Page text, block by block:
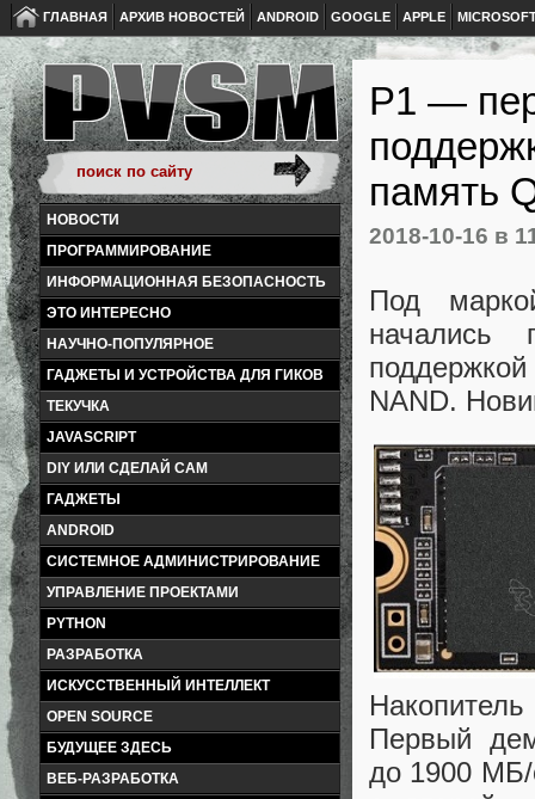
ГЛАВНАЯ АРХИВ НОВОСТЕЙ ANDROID GOOGLE APPLE
НОВОСТИ
ПРОГРАММИРОВАНИЕ
ИНФОРМАЦИОННАЯ БЕЗОПАСНОСТЬ
ЭТО ИНТЕРЕСНО
НАУЧНО-ПОПУЛЯРНОЕ
ГАДЖЕТЫ И УСТРОЙСТВА ДЛЯ ГИКОВ
ТЕКУЧКА
JAVASCRIPT
DIY ИЛИ СДЕЛАЙ САМ
ГАДЖЕТЫ
ANDROID
СИСТЕМНОЕ АДМИНИСТРИРОВАНИЕ
УПРАВЛЕНИЕ ПРОЕКТАМИ
PYTHON
РАЗРАБОТКА
ИСКУССТВЕННЫЙ ИНТЕЛЛЕКТ
OPEN SOURCE
БУДУЩЕЕ ЗДЕСЬ
ВЕБ-РАЗРАБОТКА
P1 —
память
2018-10-16 в
Под
начались
NAND.
Первый
до 1900 МБ/